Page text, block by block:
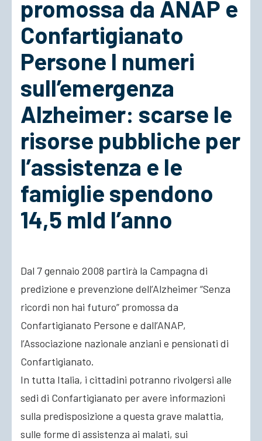
promossa da ANAP e
Confartigianato
Persone I numeri
sull’emergenza
Alzheimer: scarse le
risorse pubbliche per
l’assistenza e le
famiglie spendono
14,5 mld l’anno
Dal 7 gennaio 2008 partirà la Campagna di
predizione e prevenzione dell’Alzheimer “Senza
ricordi non hai futuro” promossa da
Confartigianato Persone e dall’ANAP,
l’Associazione nazionale anziani e pensionati di
Confartigianato.
In tutta Italia, i cittadini potranno rivolgersi alle
sedi di Confartigianato per avere informazioni
sulla predisposizione a questa grave malattia,
sulle forme di assistenza ai malati, sui